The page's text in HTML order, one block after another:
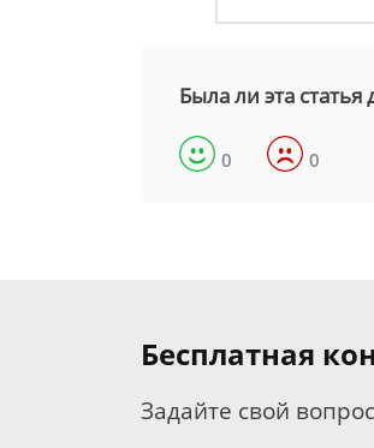
Была ли эта статья
0 0
Бесплатная
Задайте свой